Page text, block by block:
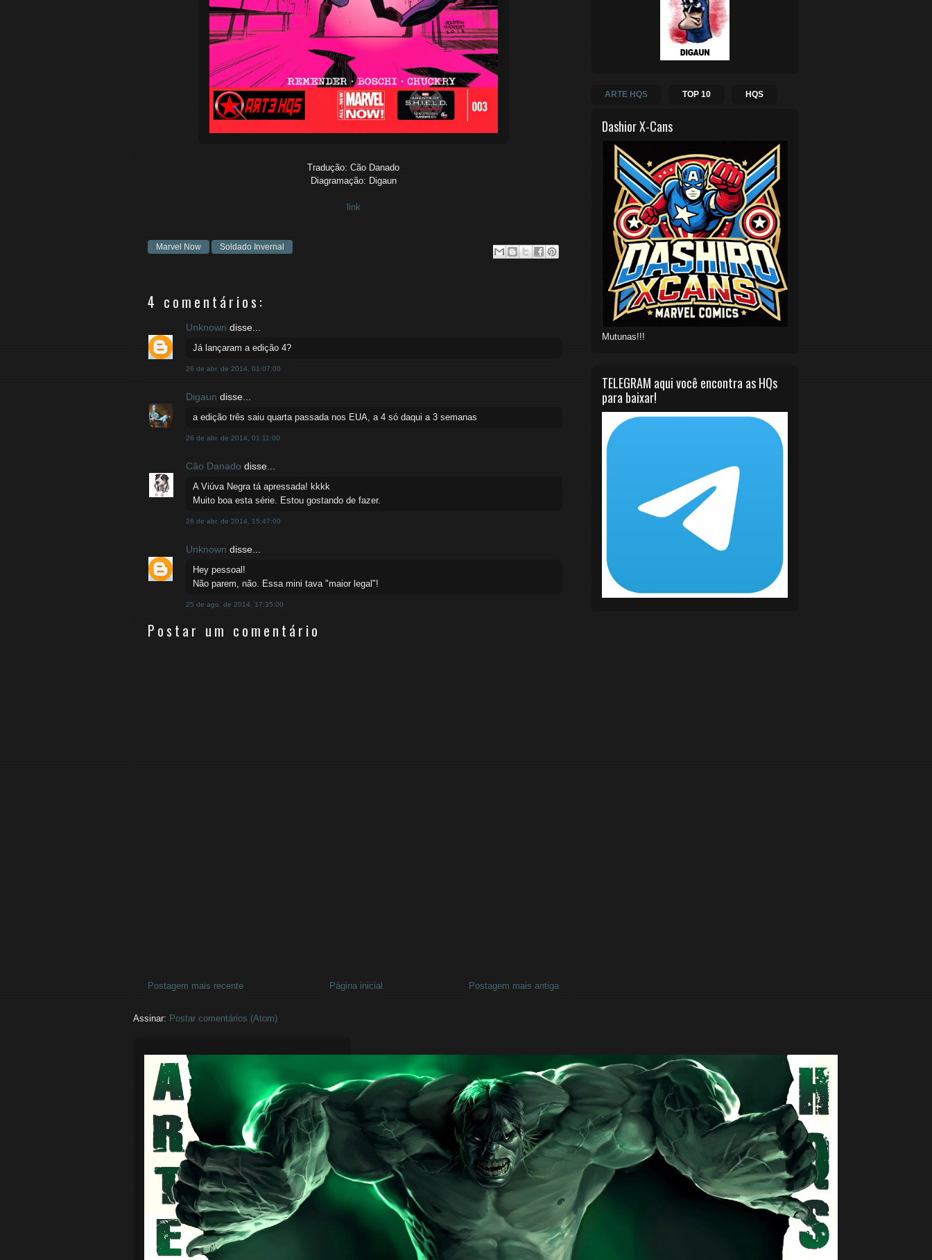
Tradução: Cão Danado
Diagramação: Digaun
link
Marvel Now Soldado Invernal
4 comentários:
Unknown disse...
Já lançaram a edição 4?
26 de abr. de 2014, 01:07:00
Digaun disse...
a edição três saiu quarta passada nos EUA, a 4 só daqui a 3 semanas
26 de abr. de 2014, 01:11:00
Cão Danado disse...
A Viúva Negra tá apressada! kkkk
Muito boa esta série. Estou gostando de fazer.
26 de abr. de 2014, 15:47:00
Unknown disse...
Hey pessoal!
Não parem, não. Essa mini tava "maior legal"!
25 de ago. de 2014, 17:35:00
Postar um comentário
Postagem mais recente Postagem mais antiga
Página inicial
Assinar: Postar comentários (Atom)
ARTE HQS TOP 10 HQS
Dashior X-Cans
Mutunas!!!
TELEGRAM aqui você encontra as HQs
para baixar!